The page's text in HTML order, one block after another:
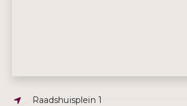
Adres:
Raadshuisplein 1